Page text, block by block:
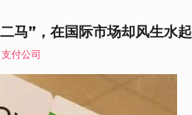
马”，在国际市场却风生水起
支付公司